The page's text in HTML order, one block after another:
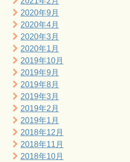
2020年9月
2020年4月
2020年3月
2020年1月
2019年10月
2019年9月
2019年8月
2019年3月
2019年2月
2019年1月
2018年12月
2018年11月
2018年10月